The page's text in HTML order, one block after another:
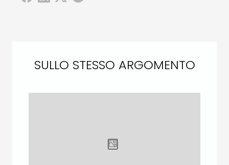
SULLO STESSO ARGOMENTO